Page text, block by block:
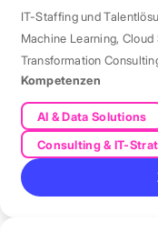
IT-Staffing und
Machine Learning, Cloud
Transformation
Kompetenzen
AI & Data Solutions
Consulting & IT-